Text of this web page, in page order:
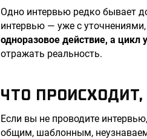
Одно интервью редко бывает
интервью — уже с
одноразовое действие, а цикл
отражать реальность.
ЧТО
Если вы не проводите
общим, шаблонным,